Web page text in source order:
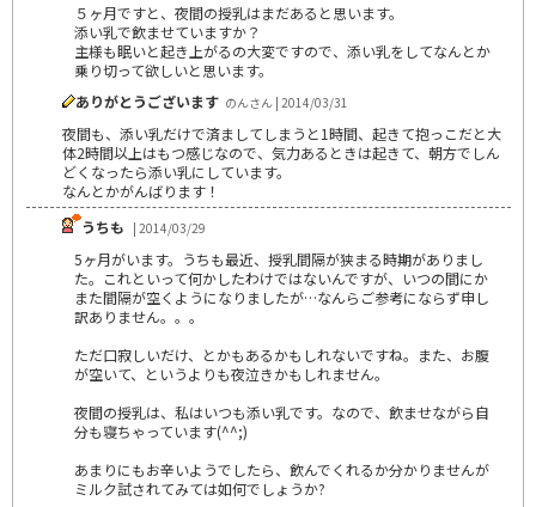
５ヶ月ですと、夜間の授乳はまだあると思います。
添い乳で飲ませていますか？
主様も眠いと起き上がるの大変ですので、添い乳をしてなんとか
乗り切って欲しいと思います。
ありがとうございます のんさん | 2014/03/31
夜間も、添い乳だけで済ましてしまうと1時間、起きて抱っこだと大
体2時間以上はもつ感じなので、気力あるときは起きて、朝方でしん
どくなったら添い乳にしています。
なんとかがんばります！
うちも | 2014/03/29
5ヶ月がいます。うちも最近、授乳間隔が狭まる時期がありまし
た。これといって何かしたわけではないんですが、いつの間にか
また間隔が空くようになりましたが…なんらご参考にならず申し
訳ありません。。。
ただ口寂しいだけ、とかもあるかもしれないですね。また、お腹
が空いて、というよりも夜泣きかもしれません。
夜間の授乳は、私はいつも添い乳です。なので、飲ませながら自
分も寝ちゃっています(^^;)
あまりにもお辛いようでしたら、飲んでくれるか分かりませんが
ミルク試されてみては如何でしょうか?